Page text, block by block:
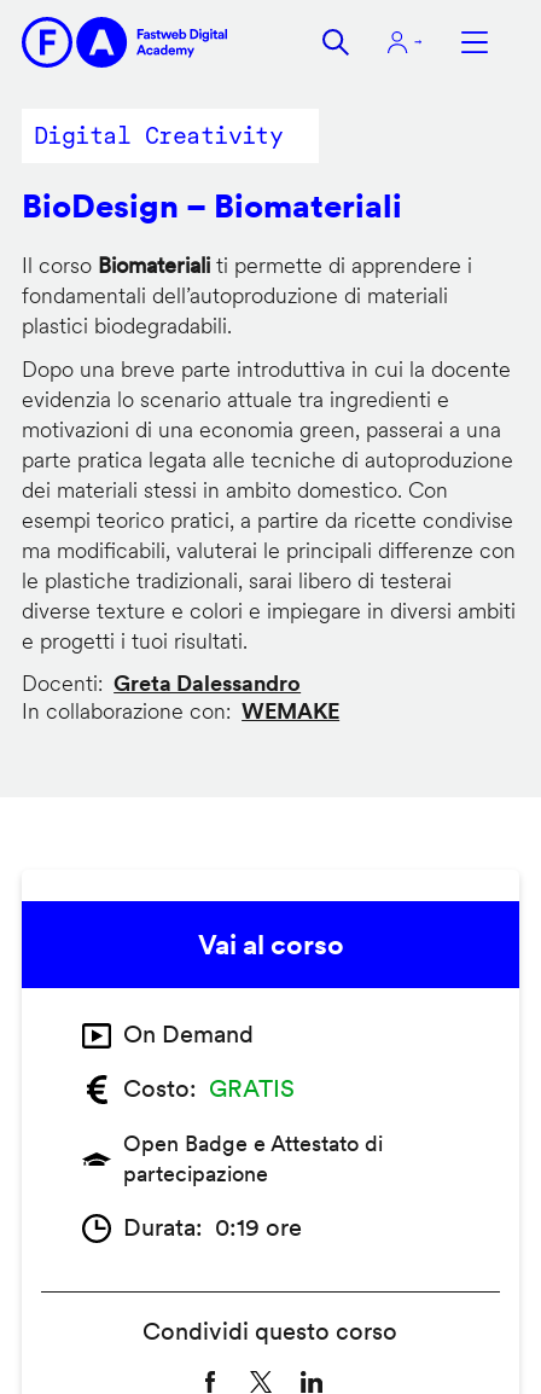
contenuto
Digital Creativity
BioDesign – Biomateriali
Il corso Biomaterialiti permette di apprendere i
fondamentali dell’autoproduzione di materiali
plastici biodegradabili.
Dopo una breve parte introduttiva in cui la docente
evidenzia lo scenario attuale tra ingredienti e
motivazioni di una economia green, passerai a una
parte pratica legata alle tecniche di autoproduzione
dei materiali stessi in ambito domestico. Con
esempi teorico pratici, a partire da ricette condivise
ma modificabili, valuterai le principali differenze con
le plastiche tradizionali, sarai libero di testerai
diverse texture e colori e impiegare in diversi ambiti
e progetti i tuoi risultati.
Docenti
Greta Dalessandro
In collaborazione con
WEMAKE
Vai al corso
On Demand
Costo
GRATIS
Open Badge e Attestato di
partecipazione
Durata 0:19 ore
Condividi questo corso